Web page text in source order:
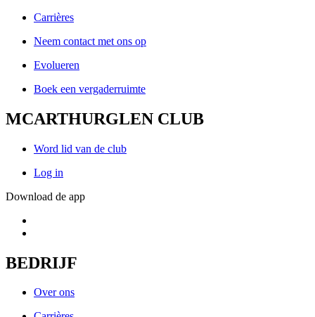
Carrières
Neem contact met ons op
Evolueren
Boek een vergaderruimte
MCARTHURGLEN CLUB
Word lid van de club
Log in
Download de app
BEDRIJF
Over ons